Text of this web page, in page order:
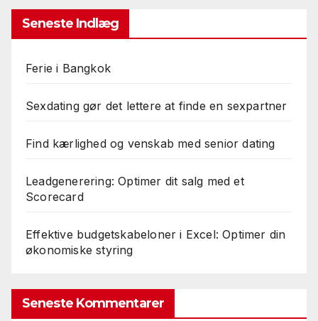
Seneste Indlæg
Ferie i Bangkok
Sexdating gør det lettere at finde en sexpartner
Find kærlighed og venskab med senior dating
Leadgenerering: Optimer dit salg med et
Scorecard
Effektive budgetskabeloner i Excel: Optimer din
økonomiske styring
Seneste Kommentarer